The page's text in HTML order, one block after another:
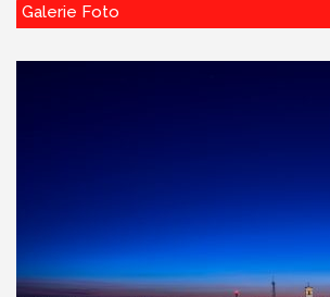
Galerie Foto